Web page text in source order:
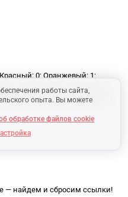
работы сайта,
опыта. Вы можете
обработке файлов cookie
0; Оранжевый: 1;
1533; Белый: 120; Серый:
5923; Тёмно-зелёный: 0;
— найдем и сбросим ссылки!